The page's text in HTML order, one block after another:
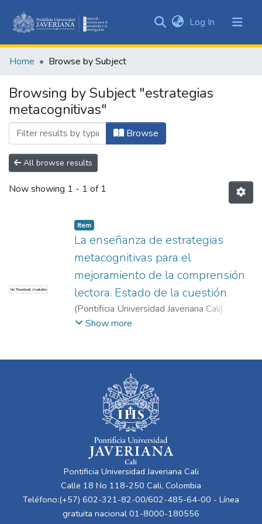
&
All of DSpace
Log In (current)
Home Browse by Subject
Browsing by Subject "estrategias
metacognitivas"
Browse
All browse results
Now showing 1 - 1 of 1
No Thumbnail Available
Item
La enseñanza de estrategias
metacognitivas para el
mejoramiento de la comprensión
lectora. Estado de la cuestión
(Pontificia Universidad Javeriana Cali)
Aragón Espinosa, Lucero
Show more
Pontificia Universidad Javeriana Cali
Calle 18 No 118-250 Cali, Colombia
Teléfono:(+57) 602-321-82-00/602-485-64-00 - Línea
gratuita nacional 01-8000-180556